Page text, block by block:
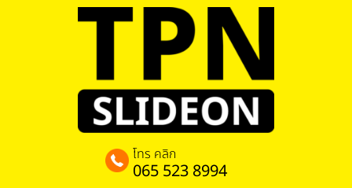
โทร คลิก
065 523 8994